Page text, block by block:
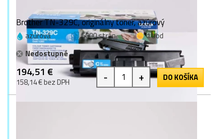
Brother TN-329C, originálny toner, azúrový
azúrová 6000 strán
1 bod
Nedostupné
194,51 €
158,14 € bez DPH - + DO KOŠÍKA